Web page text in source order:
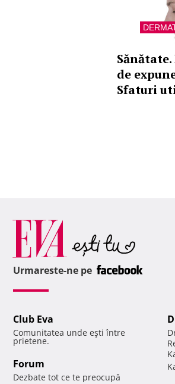
de
Sfaturi
Urmareste-ne pe
Club Eva
Comunitatea unde eşti între
prietene.
Forum
Dezbate tot ce te preocupă